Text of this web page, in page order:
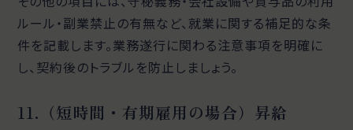
ルール・副業禁止の有無など、就業に関する補足的な条
件を記載します。業務遂行に関わる注意事項を明確に
し、契約後のトラブルを防止しましょう。
11.（短時間・有期雇用の場合）昇給